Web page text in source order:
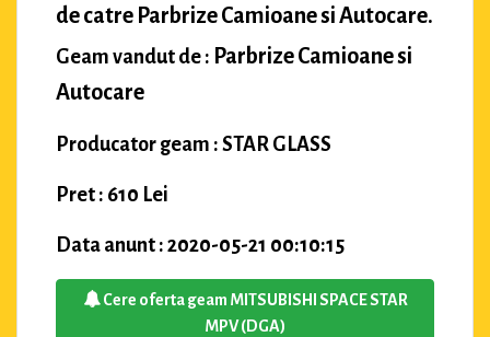
de catre Parbrize Camioane si Autocare.
Geam vandut de : Parbrize Camioane si
Autocare
Producator geam : STAR GLASS
Pret : 610 Lei
Data anunt : 2020-05-21 00:10:15
Cere oferta geam MITSUBISHI SPACE STAR
MPV (DGA)